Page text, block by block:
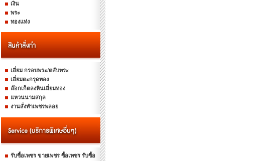
เงิน
พระ
ทองแท่ง
เลี่ยม กรอบพระ/ตลับพระ
เลี่ยมตะกรุดทอง
ล๊อกเก็ตลงหินเลี่ยมทอง
แหวนนามสกุล
งานสั่งทำเพชรพลอย
รับซื้อเพชร ขายเพชร ซื้อเพชร รับซื้อ